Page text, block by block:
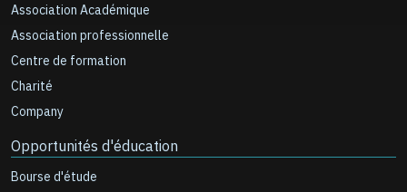
Association Académique
Association professionnelle
Centre de formation
Charité
Company
Opportunités d'éducation
Bourse d'étude